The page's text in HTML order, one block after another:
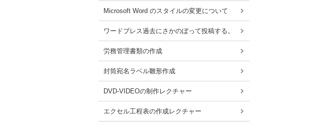
Microsoft Word のスタイルの変更について
ワードブレス過去にさかのぼって投稿する。
労務管理書類の作成
封筒宛名ラベル雛形作成
DVD-VIDEOの制作レクチャー
エクセル工程表の作成レクチャー